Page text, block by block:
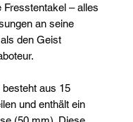
– alles
an seine
den Geist
aus 15
und enthält ein